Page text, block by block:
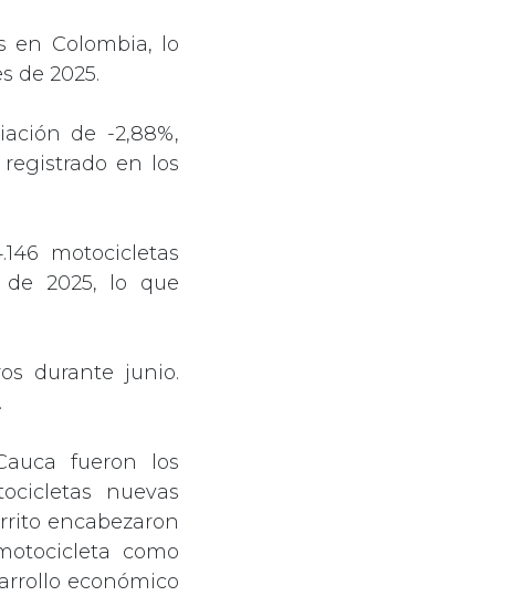
en Colombia, lo
de 2025.
de -2,88%,
en los
motocicletas
de 2025, lo que
durante junio.
fueron los
nuevas
encabezaron
como
económico